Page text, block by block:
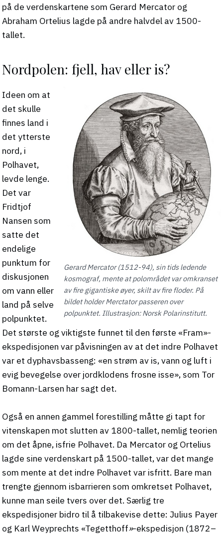
på de verdenskartene som Gerard Mercator og
Abraham Ortelius lagde på andre halvdel av 1500-
tallet.
Nordpolen: fjell, hav eller is?
Gerard Mercator (1512-94), sin tids ledende
kosmograf, mente at polområdet var omkranset
av fire gigantiske øyer, skilt av fire floder. På
bildet holder Merctator passeren over
polpunktet. Illustrasjon: Norsk Polarinstitutt.
Ideen om at
det skulle
finnes land i
det ytterste
nord, i
Polhavet,
levde lenge.
Det var
Fridtjof
Nansen som
satte det
endelige
punktum for
diskusjonen
om vann eller
land på selve
polpunktet.
Det største og viktigste funnet til den første «Fram»-
ekspedisjonen var påvisningen av at det indre Polhavet
var et dyphavsbasseng: «en strøm av is, vann og luft i
evig bevegelse over jordklodens frosne isse», som Tor
Bomann-Larsen har sagt det.
Også en annen gammel forestilling måtte gi tapt for
vitenskapen mot slutten av 1800-tallet, nemlig teorien
om det åpne, isfrie Polhavet. Da Mercator og Ortelius
lagde sine verdenskart på 1500-tallet, var det mange
som mente at det indre Polhavet var isfritt. Bare man
trengte gjennom isbarrieren som omkretset Polhavet,
kunne man seile tvers over det. Særlig tre
ekspedisjoner bidro til å tilbakevise dette: Julius Payer
og Karl Weyprechts «Tegetthoff»-ekspedisjon (1872–